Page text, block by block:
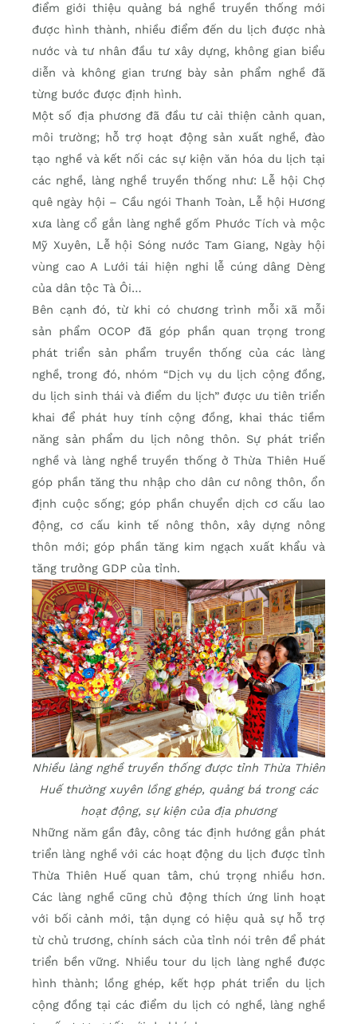
điểm giới thiệu quảng bá nghề truyền thống mới
được hình thành, nhiều điểm đến du lịch được nhà
nước và tư nhân đầu tư xây dựng, không gian biểu
diễn và không gian trưng bày sản phẩm nghề đã
từng bước được định hình.
Một số địa phương đã đầu tư cải thiện cảnh quan,
môi trường; hỗ trợ hoạt động sản xuất nghề, đào
tạo nghề và kết nối các sự kiện văn hóa du lịch tại
các nghề, làng nghề truyền thống như: Lễ hội Chợ
quê ngày hội – Cầu ngói Thanh Toàn, Lễ hội Hương
xưa làng cổ gắn làng nghề gốm Phước Tích và mộc
Mỹ Xuyên, Lễ hội Sóng nước Tam Giang, Ngày hội
vùng cao A Lưới tái hiện nghi lễ cúng dâng Dèng
của dân tộc Tà Ôi…
Bên cạnh đó, từ khi có chương trình mỗi xã mỗi
sản phẩm OCOP đã góp phần quan trọng trong
phát triển sản phẩm truyền thống của các làng
nghề, trong đó, nhóm “Dịch vụ du lịch cộng đồng,
du lịch sinh thái và điểm du lịch” được ưu tiên triển
khai để phát huy tính cộng đồng, khai thác tiềm
năng sản phẩm du lịch nông thôn. Sự phát triển
nghề và làng nghề truyền thống ở Thừa Thiên Huế
góp phần tăng thu nhập cho dân cư nông thôn, ổn
định cuộc sống; góp phần chuyển dịch cơ cấu lao
động, cơ cấu kinh tế nông thôn, xây dựng nông
thôn mới; góp phần tăng kim ngạch xuất khẩu và
tăng trưởng GDP của tỉnh.
Nhiều làng nghề truyền thống được tỉnh Thừa Thiên
Huế thường xuyên lồng ghép, quảng bá trong các
hoạt động, sự kiện của địa phương
Những năm gần đây, công tác định hướng gắn phát
triển làng nghề với các hoạt động du lịch được tỉnh
Thừa Thiên Huế quan tâm, chú trọng nhiều hơn.
Các làng nghề cũng chủ động thích ứng linh hoạt
với bối cảnh mới, tận dụng có hiệu quả sự hỗ trợ
từ chủ trương, chính sách của tỉnh nói trên để phát
triển bền vững. Nhiều tour du lịch làng nghề được
hình thành; lồng ghép, kết hợp phát triển du lịch
cộng đồng tại các điểm du lịch có nghề, làng nghề